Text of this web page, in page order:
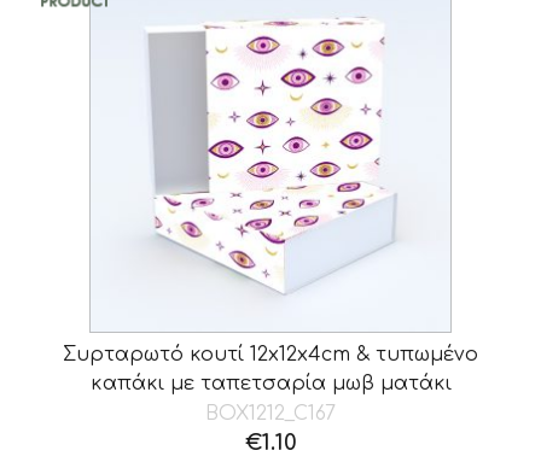
Συρταρωτό κουτί 12x12x4cm & τυπωμένο
καπάκι με ταπετσαρία μωβ ματάκι
BOX1212_C167
€1.10